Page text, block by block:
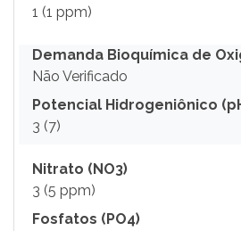
1 (1 ppm)
Demanda Bioquímica de
Não Verificado
Potencial Hidrogeniônico
3 (7)
Nitrato (NO3)
3 (5 ppm)
Fosfatos (PO4)